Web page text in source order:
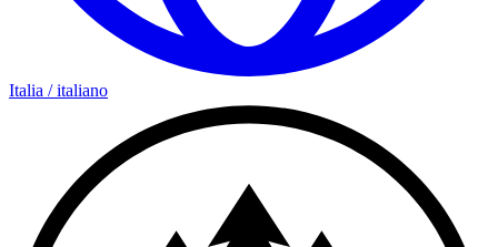
Italia /italiano